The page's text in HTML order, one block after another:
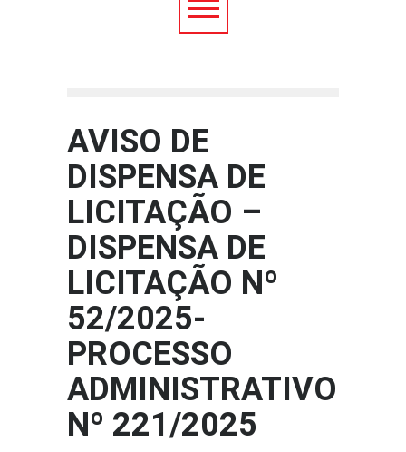
AVISO DE
DISPENSA DE
LICITAÇÃO –
DISPENSA DE
LICITAÇÃO Nº
52/2025-
PROCESSO
ADMINISTRATIVO
Nº 221/2025